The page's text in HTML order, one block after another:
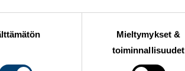
Mieltymykset &
toiminnallisuudet
Suomen Hiihtoliitto